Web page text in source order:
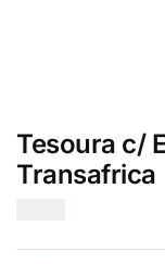
Tesoura c/
Transafrica